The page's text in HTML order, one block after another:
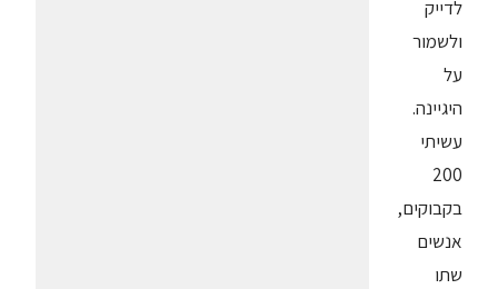
לדייק
ולשמור
על
היגיינה.
עשיתי
200
בקבוקים,
אנשים
שתו